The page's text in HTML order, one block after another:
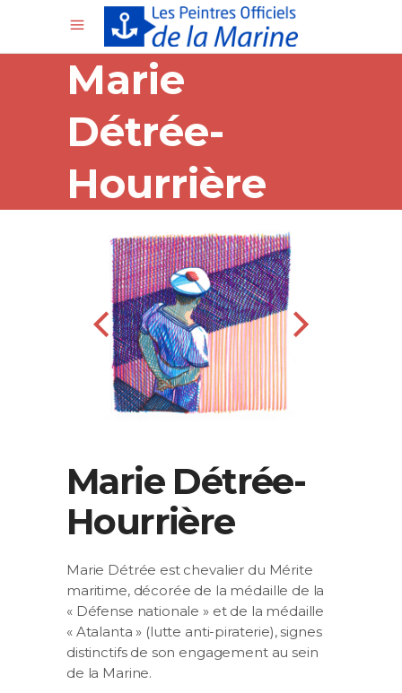
Marie
Détrée-
Hourrière
Marie Détrée-
Hourrière
Marie Détrée est chevalier du Mérite
maritime, décorée de la médaille de la
« Défense nationale » et de la médaille
« Atalanta » (lutte anti-piraterie), signes
distinctifs de son engagement au sein
de la Marine.